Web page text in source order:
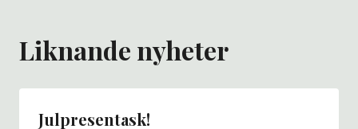
Liknande nyheter
Julpresentask!